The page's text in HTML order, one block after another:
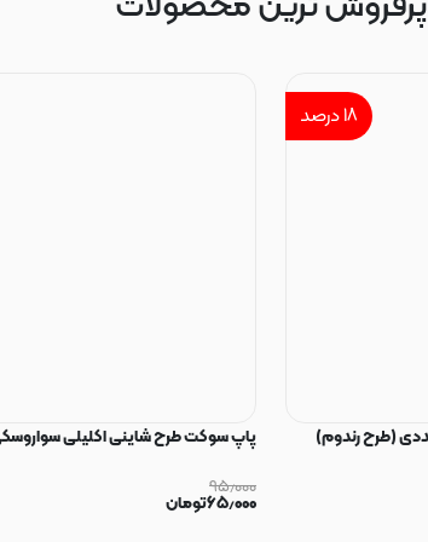
۱۸درصد
پاپ سوکت طرح شاینی اکلیلی
۹۵٫۰۰۰
۶۵٫۰۰۰تومان